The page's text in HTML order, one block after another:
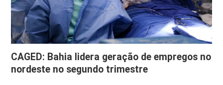
CAGED: Bahia lidera geração de empregos no
nordeste no segundo trimestre